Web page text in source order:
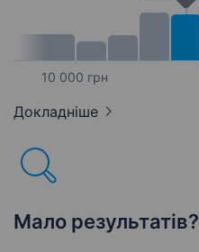
10 000 грн
Докладніше
Мало результатів?